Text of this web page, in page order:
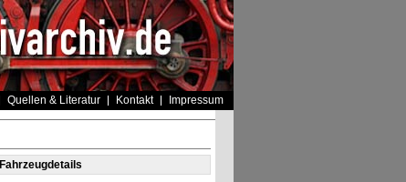
Quellen & Literatur Kontakt Impressum
Fahrzeugdetails